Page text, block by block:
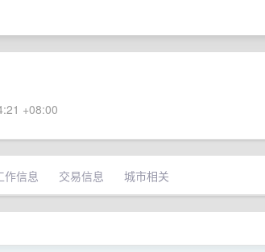
+08:00
作信息 交易信息 城市相关